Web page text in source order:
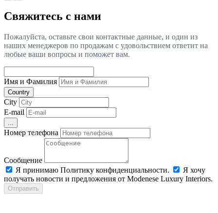
Свяжитесь с нами
Пожалуйста, оставьте свои контактные данные, и один из
наших менеджеров по продажам с удовольствием ответит на
любые ваши вопросы и поможет вам.
Имя и Фамилия
Country
City
E-mail
...
Номер телефона
Сообщение
Я принимаю Политику конфиденциальности.
Я хочу
получать новости и предложения от Modenese Luxury Interiors.
Отправить